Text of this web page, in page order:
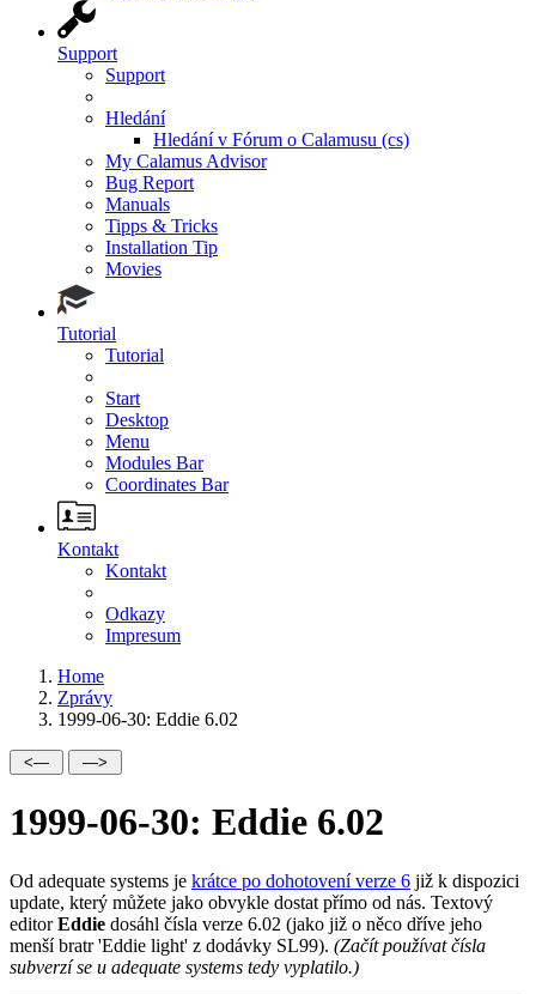
Support
Support
Hledání
Hledání v Fórum o Calamusu (cs)
My Calamus Advisor
Bug Report
Manuals
Tipps & Tricks
Installation Tip
Movies
Tutorial
Tutorial
Start
Desktop
Menu
Modules Bar
Coordinates Bar
Kontakt
Kontakt
Odkazy
Impresum
Home
Zprávy
1999-06-30: Eddie 6.02
1999-06-30: Eddie 6.02
Od adequate systems je krátce po dohotovení verze 6 již k dispozici
update, který můžete jako obvykle dostat přímo od nás. Textový
editorEddie dosáhl čísla verze 6.02 (jako již o něco dříve jeho
menší bratr 'Eddie light' z dodávky SL99). (Začít používat čísla
subverzí se u adequate systems tedy vyplatilo.)